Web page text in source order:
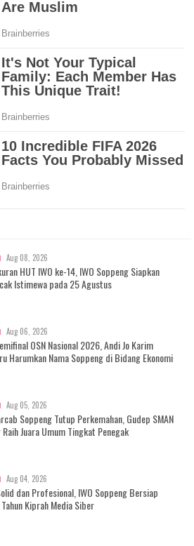
Aug 08, 2026
HUT IWO ke-14, IWO Soppeng Siapkan
Istimewa pada 25 Agustus
Aug 06, 2026
OSN Nasional 2026, Andi Jo Karim
Harumkan Nama Soppeng di Bidang Ekonomi
Aug 05, 2026
Soppeng Tutup Perkemahan, Gudep SMAN
Raih Juara Umum Tingkat Penegak
Aug 04, 2026
dan Profesional, IWO Soppeng Bersiap
Kiprah Media Siber